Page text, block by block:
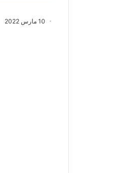
10 مارس 2022